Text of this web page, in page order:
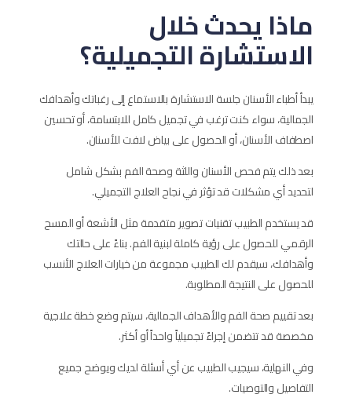
ماذا يحدث خلال
الاستشارة التجميلية؟
يبدأ أطباء الأسنان جلسة الاستشارة بالاستماع إلى رغباتك وأهدافك
الجمالية، سواء كنت ترغب في تجميل كامل للابتسامة، أو تحسين
اصطفاف الأسنان، أو الحصول على بياض لافت للأسنان.
بعد ذلك يتم فحص الأسنان واللثة وصحة الفم بشكل شامل
لتحديد أي مشكلات قد تؤثر في نجاح العلاج التجميلي.
قد يستخدم الطبيب تقنيات تصوير متقدمة مثل الأشعة أو المسح
الرقمي للحصول على رؤية كاملة لبنية الفم. بناءً على حالتك
وأهدافك، سيقدم لك الطبيب مجموعة من خيارات العلاج الأنسب
للحصول على النتيجة المطلوبة.
بعد تقييم صحة الفم والأهداف الجمالية، سيتم وضع خطة علاجية
مخصصة قد تتضمن إجراءً تجميلياً واحداً أو أكثر.
وفي النهاية، سيجيب الطبيب عن أي أسئلة لديك ويوضح جميع
التفاصيل والتوصيات.